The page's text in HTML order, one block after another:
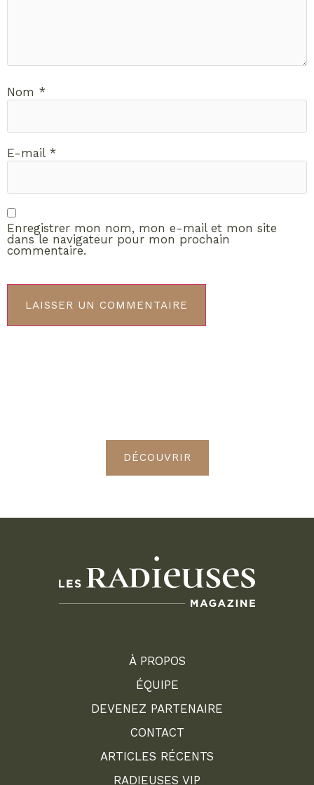
Nom *
E-mail *
Enregistrer mon nom, mon e-mail et mon site
dans le navigateur pour mon prochain
commentaire.
DÉCOUVRIR
À PROPOS
ÉQUIPE
DEVENEZ PARTENAIRE
CONTACT
ARTICLES RÉCENTS
RADIEUSES VIP